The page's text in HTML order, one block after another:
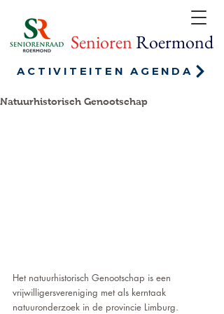
SeniorenRoermond
ACTIVITEITEN AGENDA
Natuurhistorisch Genootschap
Het natuurhistorisch Genootschap is een
vrijwilligersvereniging met als kerntaak
natuuronderzoek in de provincie Limburg.